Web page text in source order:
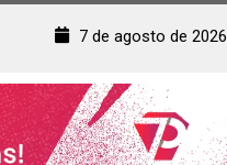
7 de agosto de 2026